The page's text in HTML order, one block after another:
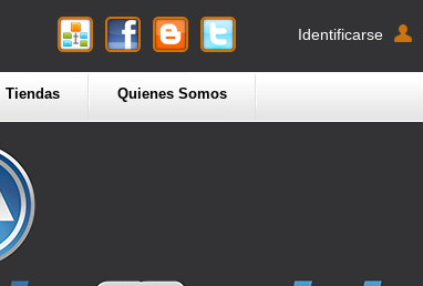
Identificarse
Tiendas Quienes Somos